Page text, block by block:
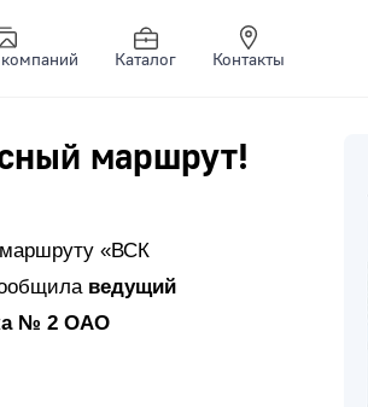
Каталог Контакты
маршрут!
«ВСК
ведущий
№ 2 ОАО